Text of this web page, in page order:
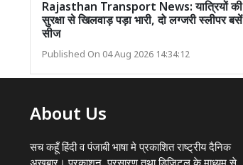
Rajasthan Transport News: यात्रियों की
सुरक्षा से खिलवाड़ पड़ा भारी, दो लग्जरी स्लीपर बसें
सीज
Published On 04 Aug 2026 14:34:12
About Us
सच कहूँ हिंदी व पंजाबी भाषा मे प्रकाशित राष्ट्रीय दैनिक